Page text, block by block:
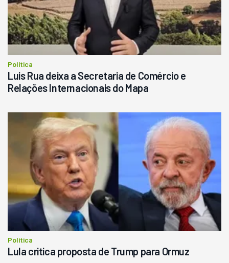
Política
Luis Rua deixa a Secretaria de Comércio e
Relações Internacionais do Mapa
Política
Lula critica proposta de Trump para Ormuz